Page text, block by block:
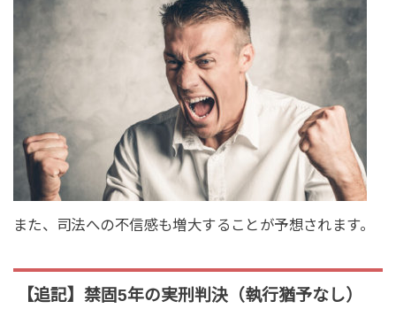
また、司法への不信感も増大することが予想されます。
【追記】禁固5年の実刑判決（執行猶予なし）